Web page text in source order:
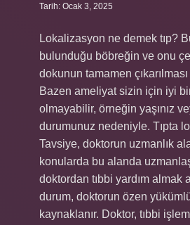
Tarih: Ocak 3, 2025
Lokalizasyon ne demek tıp?
bulunduğu böbreğin ve onu
dokunun tamamen
Bazen ameliyat sizin için iyi
olmayabilir, örneğin yaşınız
durumunuz nedeniyle. Tıpta
Tavsiye, doktorun uzmanlık
konularda bu alanda
doktordan tıbbi yardım almak
durum, doktorun özen
kaynaklanır. Doktor, tıbbi